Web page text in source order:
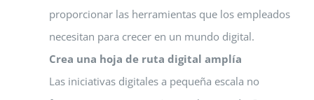
proporcionar las herramientas que los empleados
necesitan para crecer en un mundo digital.
Crea una hoja de ruta digital amplía
Las iniciativas digitales a pequeña escala no